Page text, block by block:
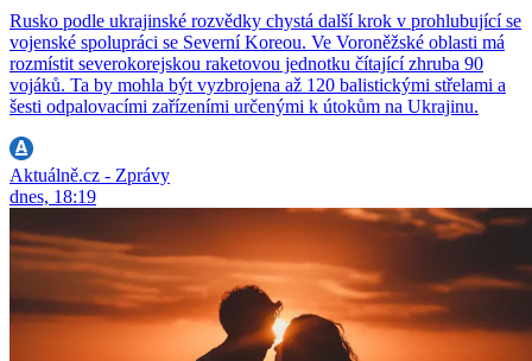
Rusko podle ukrajinské rozvědky chystá další krok v prohlubující se
vojenské spolupráci se Severní Koreou. Ve Voroněžské oblasti má
rozmístit severokorejskou raketovou jednotku čítající zhruba 90
vojáků. Ta by mohla být vyzbrojena až 120 balistickými střelami a
šesti odpalovacími zařízeními určenými k útokům na Ukrajinu.
Aktuálně.cz - Zprávy
dnes, 18:19